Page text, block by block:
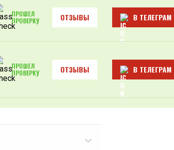
ПРОШЕЛ
ПРОВЕРКУ
ОТЗЫВЫ В ТЕЛЕГРАМ
ПРОШЕЛ
ПРОВЕРКУ
ОТЗЫВЫ В ТЕЛЕГРАМ